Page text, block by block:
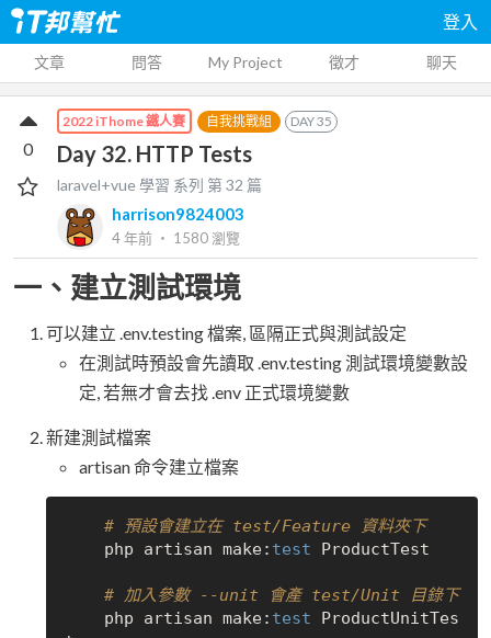
登入
文章 問答 My Project 徵才 聊天
2022 iThome 鐵人賽 自我挑戰組 DAY35
Day 32. HTTP Tests
laravel+vue 學習 系列 第32 篇
harrison9824003
4 年前 ‧ 1580瀏覽
0
一、建立測試環境
可以建立 .env.testing 檔案, 區隔正式與測試設定
在測試時預設會先讀取 .env.testing 測試環境變數設
定, 若無才會去找 .env 正式環境變數
新建測試檔案
artisan 命令建立檔案
# 預設會建立在 test/Feature
    php artisan make:
test ProductTest
# 加入參數 --unit 會產 test/Unit 目錄下
    php artisan make:
test ProductUnitTes